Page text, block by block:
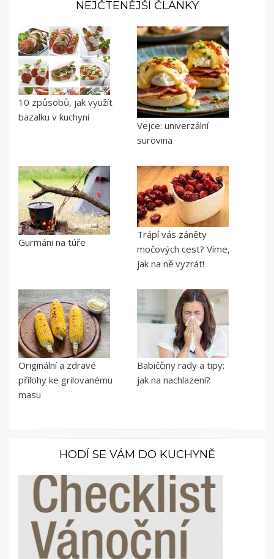
NEJČTENĚJŠÍ ČLÁNKY
10 způsobů, jak využít
bazalku v kuchyni
Vejce: univerzální
surovina
Gurmáni na túře
Trápí vás záněty
močových cest? Víme,
jak na ně vyzrát!
Originální a zdravé
přílohy ke grilovanému
masu
Babiččiny rady a tipy:
jak na nachlazení?
HODÍ SE VÁM DO KUCHYNĚ